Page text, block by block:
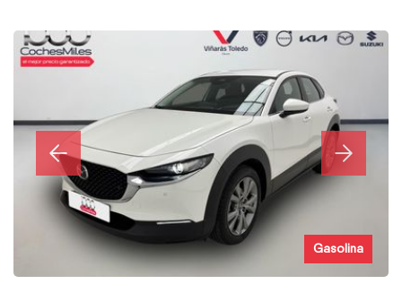
Gasolina